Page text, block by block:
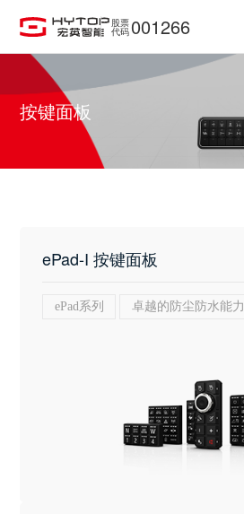
股票
代码 001266
按键面板
ePad-I 按键面板
ePad系列 卓越的防尘防水能力